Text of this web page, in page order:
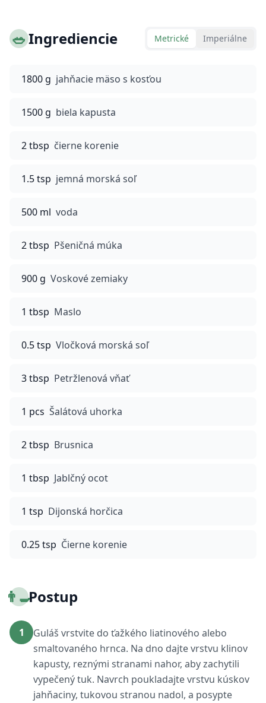
🥗Ingrediencie Metrické Imperiálne
1800 g jahňacie mäso s kosťou
1500 g biela kapusta
2 tbsp čierne korenie
1.5 tsp jemná morská soľ
500 ml voda
2 tbsp Pšeničná múka
900 g Voskové zemiaky
1 tbsp Maslo
0.5 tsp Vločková morská soľ
3 tbsp Petržlenová vňať
1 pcs Šalátová uhorka
2 tbsp Brusnica
1 tbsp Jablčný ocot
1 tsp Dijonská horčica
0.25 tsp Čierne korenie
👨‍🍳Postup
1
Guláš vrstvite do ťažkého liatinového alebo
smaltovaného hrnca. Na dno dajte vrstvu klinov
kapusty, reznými stranami nahor, aby zachytili
vypečený tuk. Navrch poukladajte vrstvu kúskov
jahňaciny, tukovou stranou nadol, a posypte